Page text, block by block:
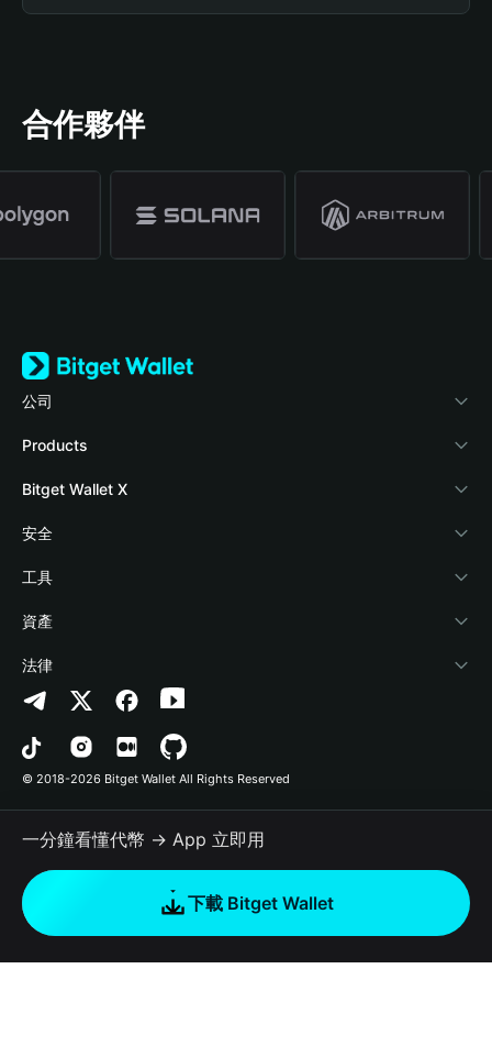
合作夥伴
公司
關於 Bitget Wallet
部落格
學院
加密資訊
幫助中心
‌聯繫我們
品牌資源
工作機會
Products
Crypto Card
Stablecoin Earn
Payfi Crypto
Crypto Swap API
Altcoin Season Index
Prediction Markets
DApp
RWA
如何購買加密貨幣
Bitget Wallet X
開發者文件
連接錢包
Bitget Wallet Pay
合作上架
安全
風險保障基金
安全防護技術
工具
快捷買幣
授權檢測
合約檢測
批次轉帳
資產
Arbitrum
Avalanche
Bitcoin
Polygon
法律
隱私協議
用戶使用協議
© 2018-2026 Bitget Wallet All Rights Reserved
一分鐘看懂代幣 → App 立即用
下載 Bitget Wallet